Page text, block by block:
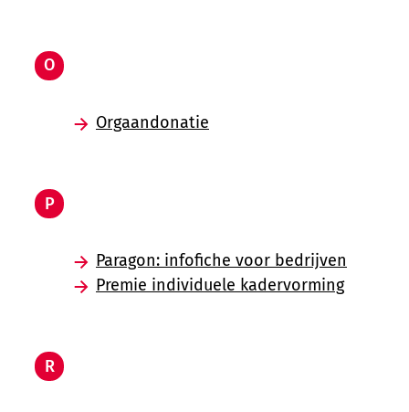
O
Orgaandonatie
P
Paragon: infofiche voor bedrijven
Premie individuele kadervorming
R